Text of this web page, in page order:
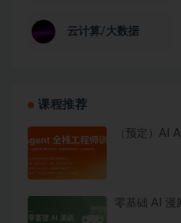
云计算/大数据
课程推荐
（预定）AI
零基础 AI 漫